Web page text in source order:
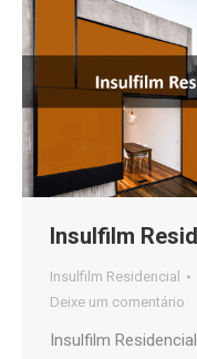
Insulfilm
Insulfilm Residencial
Deixe um comentário
Insulfilm